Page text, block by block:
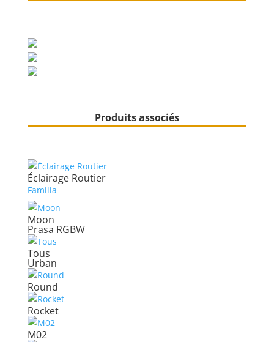
Produits associés
Éclairage Routier
Familia
Moon
Prasa RGBW
Tous
Urban
Round
Rocket
M02